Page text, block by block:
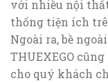
với nhiều nội
thống tiện ích
Ngoài ra, bề
THUEXEGO
cho quý khách